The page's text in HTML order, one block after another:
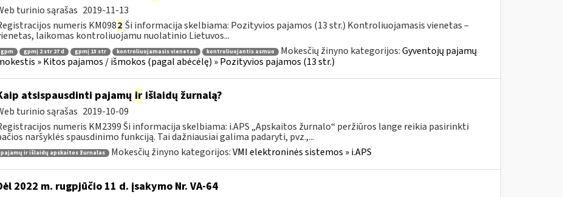
turinio sąrašas 2019-11-13
numeris KM0982 Ši informacija skelbiama: Pozityvios pajamos (13 str.) Kontroliuojamasis vienetas –
laikomas kontroliuojamu nuolatinio Lietuvos...
gpm gpmį 2 str 27 d gpmį 13 str kontroliuojamasis vienetas kontroliuojantis asmuo Mokesčių žinyno kategorijos:Gyventojų pajamų
» Kitos pajamos / išmokos (pagal abėcėlę) » Pozityvios pajamos (13 str.)
atsispausdinti pajamų irišlaidų žurnalą?
turinio sąrašas 2019-10-09
numeris KM2399 Ši informacija skelbiama: i.APS „Apskaitos žurnalo“ peržiūros lange reikia pasirinkti
naršyklės spausdinimo funkciją. Tai dažniausiai galima padaryti, pvz.,...
pajamų ir išlaidų apskaitos žurnalas Mokesčių žinyno kategorijos:VMI elektroninės sistemos » i.APS
2022 m. rugpjūčio 11 d. įsakymo Nr. VA-64